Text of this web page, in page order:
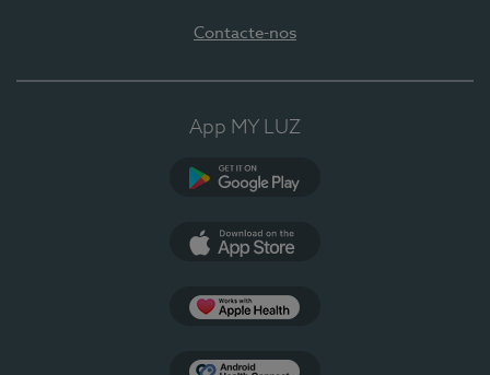
Contacte-nos
App MY LUZ